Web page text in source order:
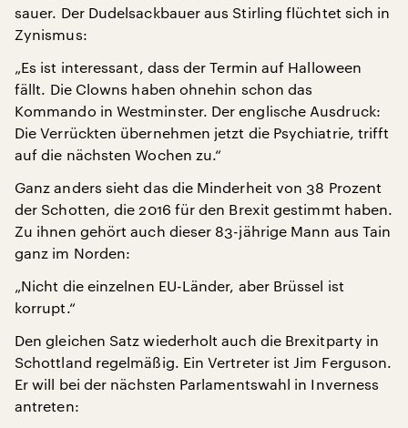
sauer. Der Dudelsackbauer aus Stirling flüchtet sich in
Zynismus:
„Es ist interessant, dass der Termin auf Halloween
fällt. Die Clowns haben ohnehin schon das
Kommando in Westminster. Der englische Ausdruck:
Die Verrückten übernehmen jetzt die Psychiatrie, trifft
auf die nächsten Wochen zu.“
Ganz anders sieht das die Minderheit von 38 Prozent
der Schotten, die 2016 für den Brexit gestimmt haben.
Zu ihnen gehört auch dieser 83-jährige Mann aus Tain
ganz im Norden:
„Nicht die einzelnen EU-Länder, aber Brüssel ist
korrupt.“
Den gleichen Satz wiederholt auch die Brexitparty in
Schottland regelmäßig. Ein Vertreter ist Jim Ferguson.
Er will bei der nächsten Parlamentswahl in Inverness
antreten: